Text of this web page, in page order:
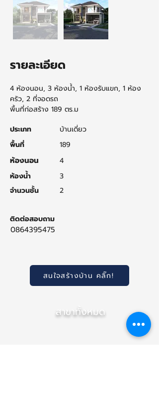
รายละเอียด
4 ห้องนอน, 3 ห้องน้ำ, 1 ห้องรับแขก, 1 ห้อง
ครัว, 2 ที่จอดรถ
พื้นที่ก่อสร้าง 189 ตร.ม
ประเภท
บ้านเดี่ยว
พื้นที่
189
ห้องนอน
4
ห้องน้ำ
3
จำนวนชั้น
2
ติดต่อสอบถาม
0864395475
สนใจสร้างบ้าน คลิ๊ก!
สาขาทั้งหมด